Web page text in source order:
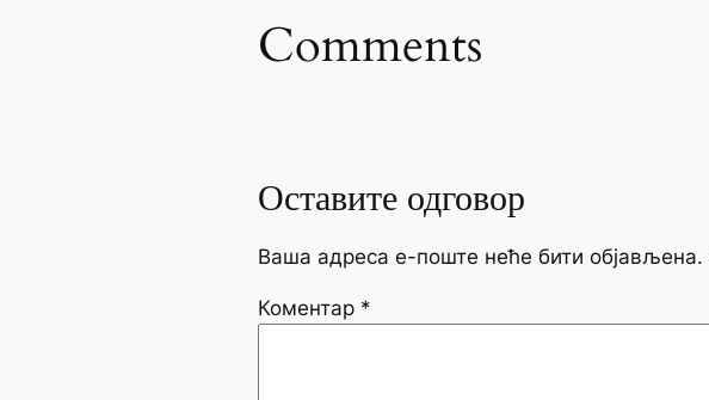
Comments
Оставите одговор
Ваша адреса е-поште неће бити објављена.
Коментар *